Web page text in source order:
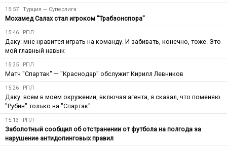
15:57 Турция — Суперлига
Мохамед Салах стал игроком "Трабзонспора"
15:46 РПЛ
Даку: мне нравится играть на команду. И забивать, конечно, тоже. Это
мой главный навык
15:35 РПЛ
Матч "Спартак" — "Краснодар" обслужит Кирилл Левников
15:26 РПЛ
Даку: всем в моём окружении, включая агента, я сказал, что поменяю
"Рубин" только на "Спартак"
15:13 РПЛ
Заболотный сообщил об отстранении от футбола на полгода за
нарушение антидопинговых правил